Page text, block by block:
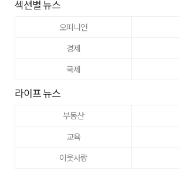
섹션별 뉴스
오피니언
경제
국제
라이프 뉴스
부동산
교육
이웃사랑